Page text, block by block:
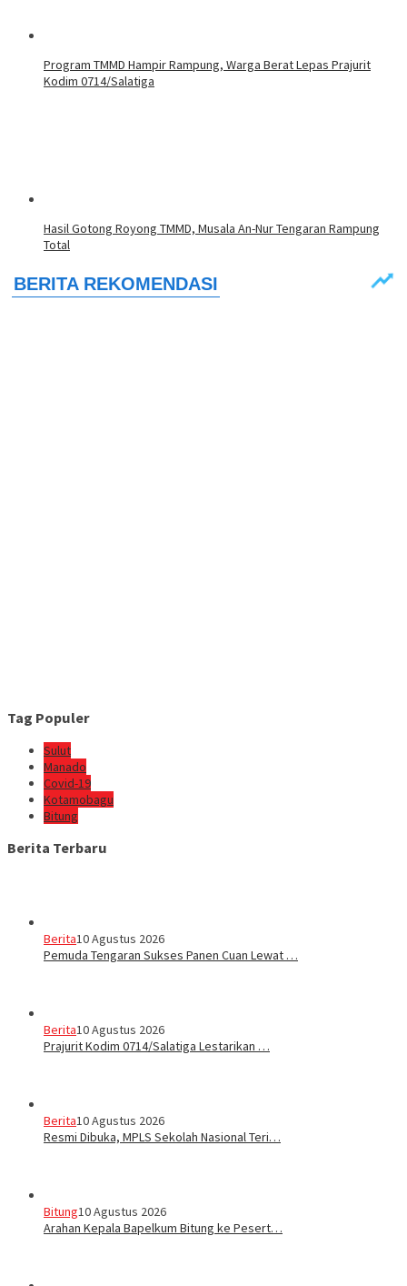
Program TMMD Hampir Rampung, Warga Berat Lepas Prajurit
Kodim 0714/Salatiga
Hasil Gotong Royong TMMD, Musala An-Nur Tengaran Rampung
Total
Tag Populer
Sulut
Manado
Covid-19
Kotamobagu
Bitung
Berita Terbaru
Berita10 Agustus 2026
Pemuda Tengaran Sukses Panen Cuan Lewat …
Berita10 Agustus 2026
Prajurit Kodim 0714/Salatiga Lestarikan …
Berita10 Agustus 2026
Resmi Dibuka, MPLS Sekolah Nasional Teri…
Bitung10 Agustus 2026
‎Arahan Kepala Bapelkum Bitung ke Pesert…